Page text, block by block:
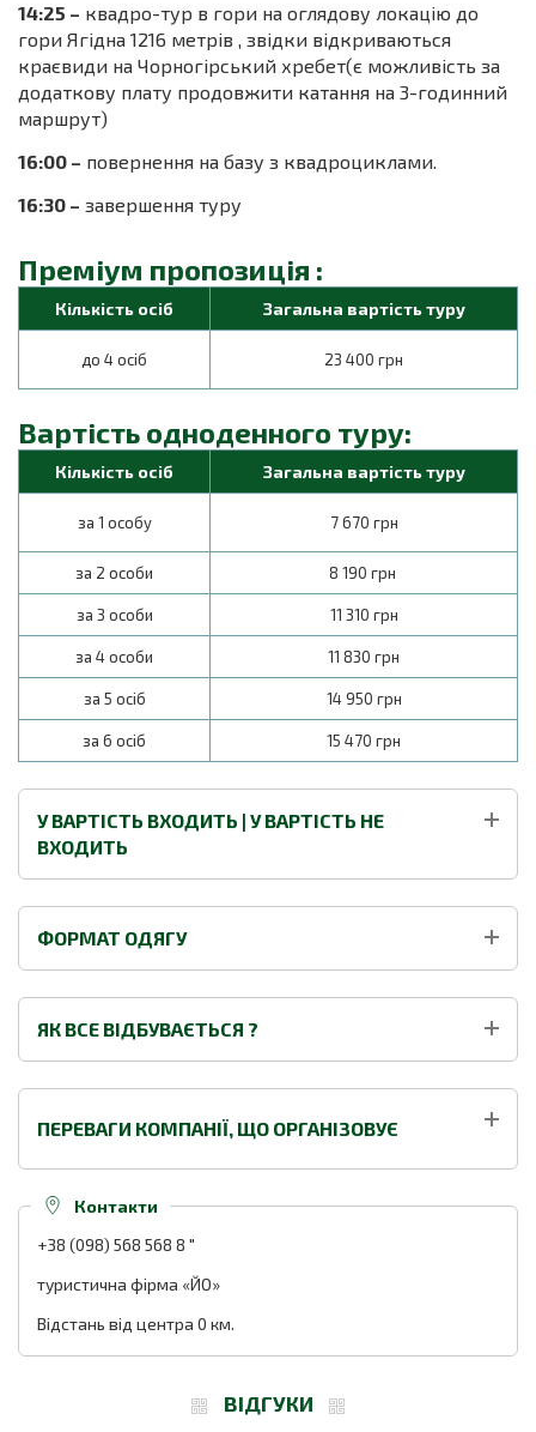
14:25 – квадро-тур в гори на оглядову локацію до
гори Ягідна 1216 метрів , звідки відкриваються
краєвиди на Чорногірський хребет(є можливість за
додаткову плату продовжити катання на 3-годинний
маршрут)
16:00 – повернення на базу з квадроциклами.
16:30 – завершення туру
Преміум пропозиція :
Кількість осіб Загальна вартість туру
до 4 осіб 23 400 грн
Вартість одноденного туру:
Кількість осіб Загальна вартість туру
за 1 особу 7 670 грн
за 2 особи 8 190 грн
за 3 особи 11 310 грн
за 4 особи 11 830 грн
за 5 осіб 14 950 грн
за 6 осіб 15 470 грн
У ВАРТІСТЬ ВХОДИТЬ | У ВАРТІСТЬ НЕ
ВХОДИТЬ
ФОРМАТ ОДЯГУ
ЯК ВСЕ ВІДБУВАЄТЬСЯ ?
ПЕРЕВАГИ КОМПАНІЇ, ЩО ОРГАНІЗОВУЄ
Контакти
+38 (098) 568 568 8 "
туристична фірма «ЙО»
Відстань від центра 0 км.
ВІДГУКИ